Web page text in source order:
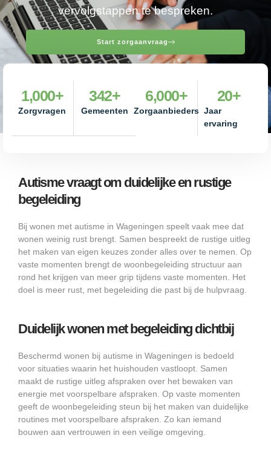
vervolgstappen te bespreken.
Start zorgaanvraag
Zorgvragen
1,000+
Gemeenten
342+
Zorgaanbieders
6,000+
Jaar
ervaring
20+
Autisme vraagt om duidelijke en rustige
begeleiding
Bij wonen met autisme in Wageningen speelt vaak mee dat
wonen weinig rust brengt. Samen bespreekt de rustige uitleg
het maken van eigen keuzes zonder alles over te nemen. Op
vaste momenten brengt de woonbegeleiding structuur aan
rond het krijgen van meer grip tijdens vaste momenten. Het
doel is meer rust, met begeleiding die past bij de hulpvraag.
Duidelijk wonen met begeleiding dichtbij
Beschermd wonen bij autisme in Wageningen is bedoeld
voor situaties waarin het huishouden vastloopt. Samen
maakt de rustige uitleg afspraken over het bewaken van
energie met voorspelbare afspraken. Op vaste momenten
geeft de woonbegeleiding steun bij het maken van duidelijke
routines met voorspelbare afspraken. Zo kan iemand
bouwen aan vertrouwen in een veilige omgeving.